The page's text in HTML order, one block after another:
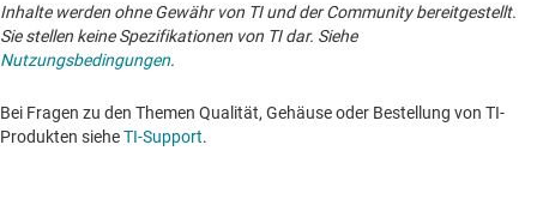
Inhalte werden ohne Gewähr von TI und der Community bereitgestellt.
Sie stellen keine Spezifikationen von TI dar. Siehe
Nutzungsbedingungen.
Bei Fragen zu den Themen Qualität, Gehäuse oder Bestellung von TI-
Produkten sieheTI-Support. ​​​​​​​​​​​​​​